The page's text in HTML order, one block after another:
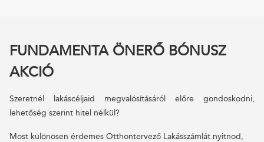
FUNDAMENTA ÖNERŐ BÓNUSZ
AKCIÓ
Szeretnél lakáscéljaid megvalósításáról előre gondoskodni,
lehetőség szerint hitel nélkül?
Most különösen érdemes Otthontervező Lakásszámlát nyitnod,